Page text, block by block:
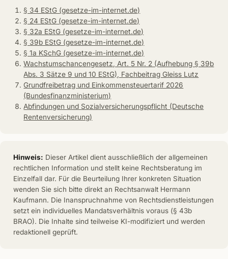
§ 34 EStG (gesetze-im-internet.de)
§ 24 EStG (gesetze-im-internet.de)
§ 32a EStG (gesetze-im-internet.de)
§ 39b EStG (gesetze-im-internet.de)
§ 1a KSchG (gesetze-im-internet.de)
Wachstumschancengesetz, Art. 5 Nr. 2 (Aufhebung § 39b
Abs. 3 Sätze 9 und 10 EStG), Fachbeitrag Gleiss Lutz
Grundfreibetrag und Einkommensteuertarif 2026
(Bundesfinanzministerium)
Abfindungen und Sozialversicherungspflicht (Deutsche
Rentenversicherung)
Hinweis: Dieser Artikel dient ausschließlich der allgemeinen
rechtlichen Information und stellt keine Rechtsberatung im
Einzelfall dar. Für die Beurteilung Ihrer konkreten Situation
wenden Sie sich bitte direkt an Rechtsanwalt Hermann
Kaufmann. Die Inanspruchnahme von Rechtsdienstleistungen
setzt ein individuelles Mandatsverhältnis voraus (§ 43b
BRAO). Die Inhalte sind teilweise KI-modifiziert und werden
redaktionell geprüft.